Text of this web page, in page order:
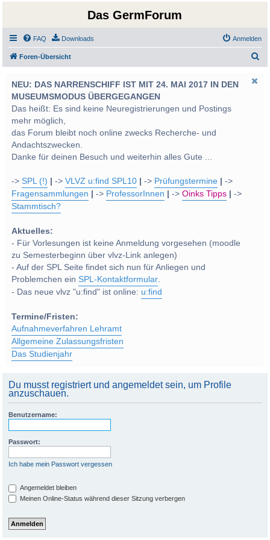
Das GermForum
FAQ Downloads Anmelden
Foren-Übersicht
NEU: DAS NARRENSCHIFF IST MIT 24. MAI 2017 IN DEN
MUSEUMSMODUS ÜBERGEGANGEN
Das heißt: Es sind keine Neuregistrierungen und Postings
mehr möglich,
das Forum bleibt noch online zwecks Recherche- und
Andachtszwecken.
Danke für deinen Besuch und weiterhin alles Gute ...
->SPL (!) ->VLVZ u:find SPL10 -> Prüfungstermine
->
Fragensammlungen
-> ProfessorInnen ->Oinks Tipps
->
Stammtisch?
Aktuelles:
- Für Vorlesungen ist keine Anmeldung vorgesehen (moodle
zu Semesterbeginn über vlvz-Link anlegen)
- Auf der SPL Seite findet sich nun für Anliegen und
Problemchen einSPL-Kontaktformular.
- Das neue vlvz "u:find" ist online: u:find
Termine/Fristen:
Aufnahmeverfahren Lehramt
Allgemeine Zulassungsfristen
Das Studienjahr
Du musst registriert und angemeldet sein, um Profile
anzuschauen.
Benutzername:
Passwort:
Ich habe mein Passwort vergessen
Angemeldet bleiben
Meinen Online-Status während dieser Sitzung verbergen